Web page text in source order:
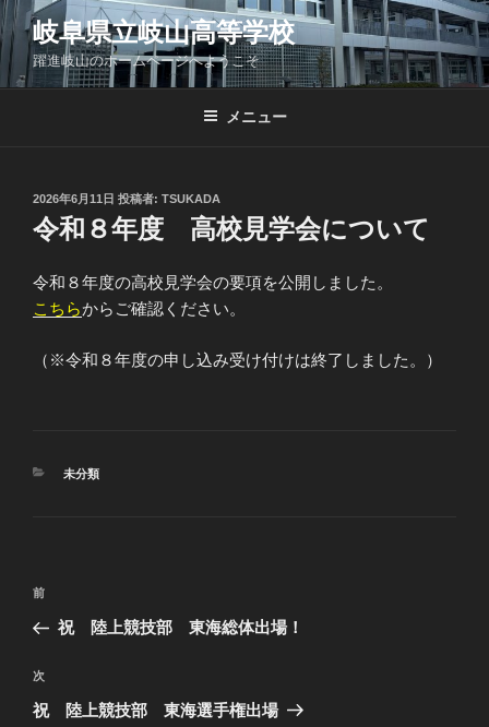
コ
ン
テ
ン
岐阜県立岐山高等学校
躍進岐山のホームページへようこそ
メニュー
投
稿
日:
2026年6月11日 投稿者: TSUKADA
令和８年度 高校見学会について
令和８年度の高校見学会の要項を公開しました。
こちらからご確認ください。
（※令和８年度の申し込み受け付けは終了しました。）
カ
未分類
投
ナ
ビ
ゲ
前
の
稿
前
祝 陸上競技部 東海総体出場！
次
の
次
祝 陸上競技部 東海選手権出場